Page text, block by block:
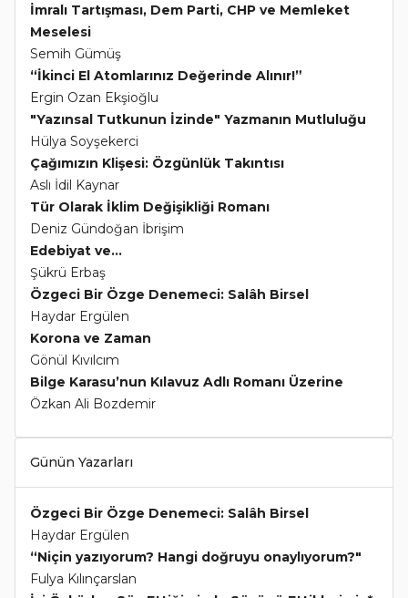
İmralı Tartışması, Dem Parti, CHP ve Memleket
Meselesi
Semih Gümüş
“İkinci El Atomlarınız Değerinde Alınır!”
Ergin Ozan Ekşioğlu
"Yazınsal Tutkunun İzinde" Yazmanın Mutluluğu
Hülya Soyşekerci
Çağımızın Klişesi: Özgünlük Takıntısı
Aslı İdil Kaynar
Tür Olarak İklim Değişikliği Romanı
Deniz Gündoğan İbrişim
Edebiyat ve...
Şükrü Erbaş
Özgeci Bir Özge Denemeci: Salâh Birsel
Haydar Ergülen
Korona ve Zaman
Gönül Kıvılcım
Bilge Karasu’nun Kılavuz Adlı Romanı Üzerine
Özkan Ali Bozdemir
Günün Yazarları
Özgeci Bir Özge Denemeci: Salâh Birsel
Haydar Ergülen
“Niçin yazıyorum? Hangi doğruyu onaylıyorum?"
Fulya Kılınçarslan